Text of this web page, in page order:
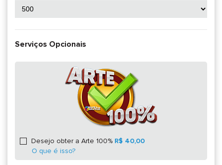
Serviços Opcionais
Desejo obter a Arte 100% R$ 40,00
O que é isso?